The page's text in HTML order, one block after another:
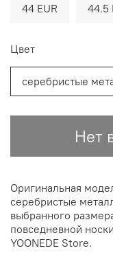
Нет
44 EUR 44.5
Цвет
серебристые
Оригинальная
серебристые
выбранного
повседневной
YOONEDE Store.